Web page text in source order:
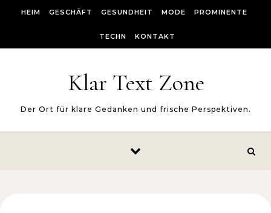
HEIM GESCHÄFT GESUNDHEIT MODE PROMINENTE
TECHN KONTAKT
Klar Text Zone
Der Ort für klare Gedanken und frische Perspektiven.